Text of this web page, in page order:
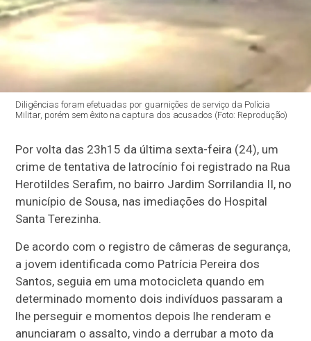
Diligências foram efetuadas por guarnições de serviço da Polícia
Militar, porém sem êxito na captura dos acusados (Foto: Reprodução)
Por volta das 23h15 da última sexta-feira (24), um
crime de tentativa de latrocínio foi registrado na Rua
Herotildes Serafim, no bairro Jardim Sorrilandia II, no
município de Sousa, nas imediações do Hospital
Santa Terezinha.
De acordo com o registro de câmeras de segurança,
a jovem identificada como Patrícia Pereira dos
Santos, seguia em uma motocicleta quando em
determinado momento dois indivíduos passaram a
lhe perseguir e momentos depois lhe renderam e
anunciaram o assalto, vindo a derrubar a moto da